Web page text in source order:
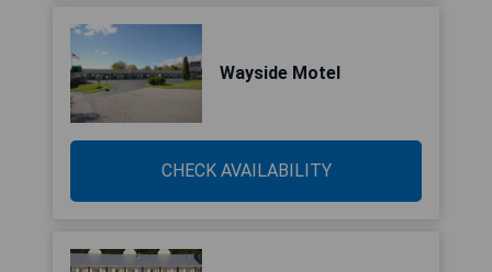
Wayside Motel
CHECK AVAILABILITY